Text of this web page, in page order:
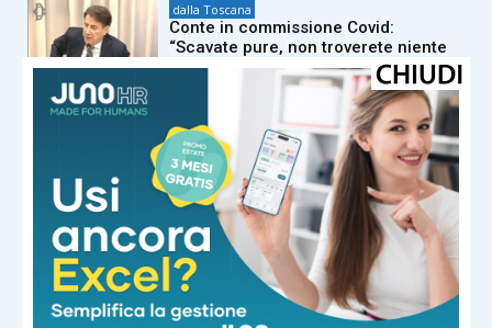
dalla Toscana
Conte in commissione Covid:
“Scavate pure, non troverete niente
di illecito su di me. Meloni mi diede
dalla Toscana
La composizione dei gironi di Serie D:
tutti i derby regionali del Girone E e le
avversarie di Pistoiese e Pontedera
dalla Toscana
Il Sangiovese in Canada: il Consorzio
Chianti vola in Nordamerica per
formare gli esperti del settore